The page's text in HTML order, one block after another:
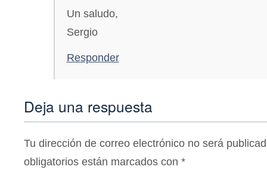
Un saludo,
Sergio
Responder
Deja una respuesta
Tu dirección de correo electrónico no será
obligatorios están marcados con *